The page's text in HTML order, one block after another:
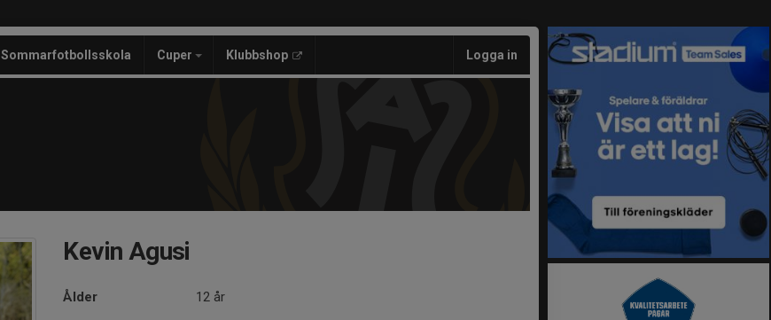
Sommarfotbollsskola Cuper Klubbshop Logga in
Kevin Agusi
Ålder 12 år